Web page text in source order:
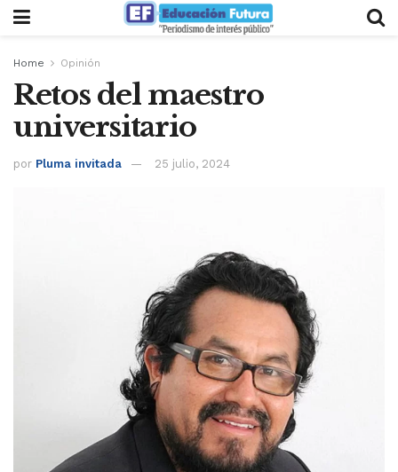
Home Opinión
Retos del maestro
universitario
por Pluma invitada 25 julio, 2024